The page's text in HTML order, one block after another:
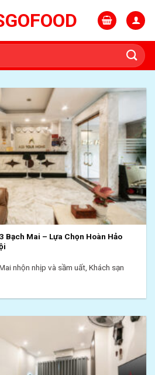
Bạch Mai – Lựa Chọn Hoàn Hảo
nhộn nhịp và sầm uất, Khách sạn